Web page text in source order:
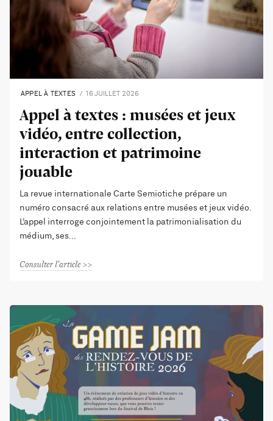
APPEL À TEXTES 16 JUILLET 2026
Appel à textes : musées et jeux
vidéo, entre collection,
interaction et patrimoine
jouable
La revue internationale Carte Semiotiche prépare un
numéro consacré aux relations entre musées et jeux vidéo.
L’appel interroge conjointement la patrimonialisation du
médium, ses
Consulter l'article